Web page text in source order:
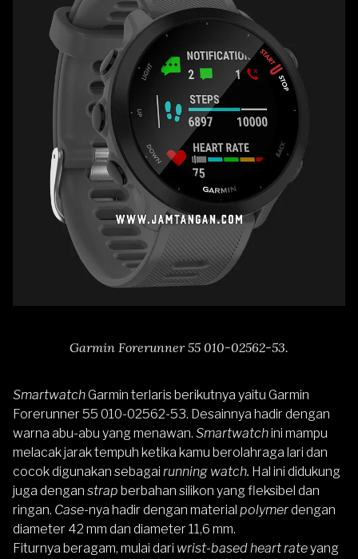
Garmin Forerunner 55 010-02562-53.
SmartwatchGarmin terlaris berikutnya yaitu Garmin
Forerunner 55 010-02562-53. Desainnya hadir dengan
warna abu-abu yang menawan. Smartwatchini mampu
melacak jarak tempuh ketika kamu berolahraga lari dan
cocok digunakan sebagai running watch. Hal ini didukung
juga dengan strap berbahan silikon yang fleksibel dan
ringan. Case-nya hadir dengan material polymerdengan
diameter 42 mm dan diameter 11,6 mm.
Fiturnya beragam, mulai dari wrist-based heart rateyang